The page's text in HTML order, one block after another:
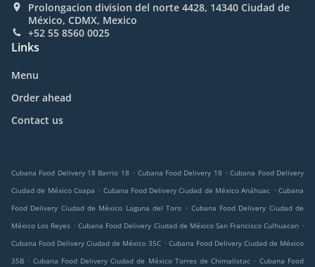
Prolongacion division del norte 4428, 14340 Ciudad de
México, CDMX, Mexico
+52 55 8560 0025
Links
Menu
Order ahead
Contact us
Cubana Food Delivery 18 Barrio 18 . Cubana Food Delivery 18 . Cubana Food Delivery
Ciudad de México Coapa . Cubana Food Delivery Ciudad de México Anáhuac . Cubana
Food Delivery Ciudad de México Laguna del Toro . Cubana Food Delivery Ciudad de
México Los Reyes . Cubana Food Delivery Ciudad de México San Francisco Culhuacan .
Cubana Food Delivery Ciudad de México 35C . Cubana Food Delivery Ciudad de México
35B . Cubana Food Delivery Ciudad de México Torres de Chimalistac . Cubana Food